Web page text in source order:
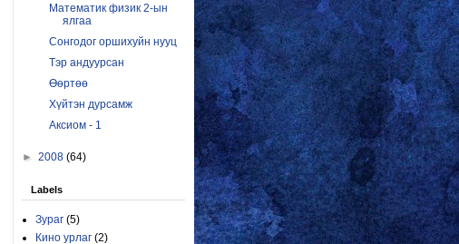
Математик физик 2-ын
ялгаа
Сонгодог оршихуйн нууц
Тэр андуурсан
Өөртөө
Хүйтэн дурсамж
Аксиом - 1
► 2008 (64)
Labels
Зураг (5)
Кино урлаг (2)